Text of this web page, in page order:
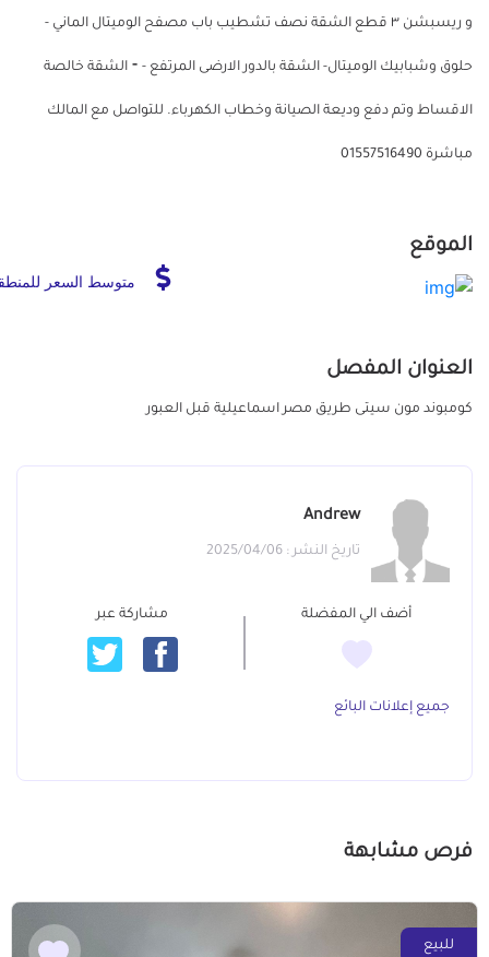
و ريسبشن ٣ قطع الشقة نصف تشطيب باب مصفح الوميتال الماني -
حلوق وشبابيك الوميتال- الشقة بالدور الارضى المرتفع - ⁃ الشقة خالصة
الاقساط وتم دفع وديعة الصيانة وخطاب الكهرباء. للتواصل مع المالك
مباشرة 01557516490
الموقع
متوسط السعر
العنوان المفصل
كومبوند مون سيتى طريق مصر اسماعيلية قبل العبور
Andrew
تاريخ النشر : 2025/04/06
أضف الي المفضلة مشاركة عبر
جميع إعلانات البائع
فرص مشابهة
للبيع